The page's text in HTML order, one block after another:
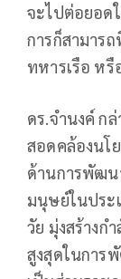
จะไปต่อยอด
การก็สามาร
ทหารเรือ หรื
ดร.จำนงค์ ก
สอดคล้องนโ
ด้านการพัฒน
มนุษย์ในปร
วัย มุ่งสร้างก
สูงสุดในการ